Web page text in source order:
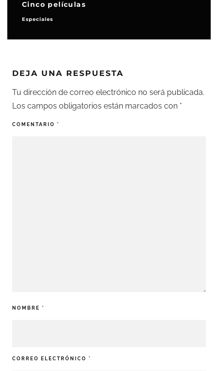
Cinco películas
Especiales
DEJA UNA RESPUESTA
Tu dirección de correo electrónico no será publicada.
Los campos obligatorios están marcados con *
COMENTARIO *
NOMBRE *
CORREO ELECTRÓNICO *